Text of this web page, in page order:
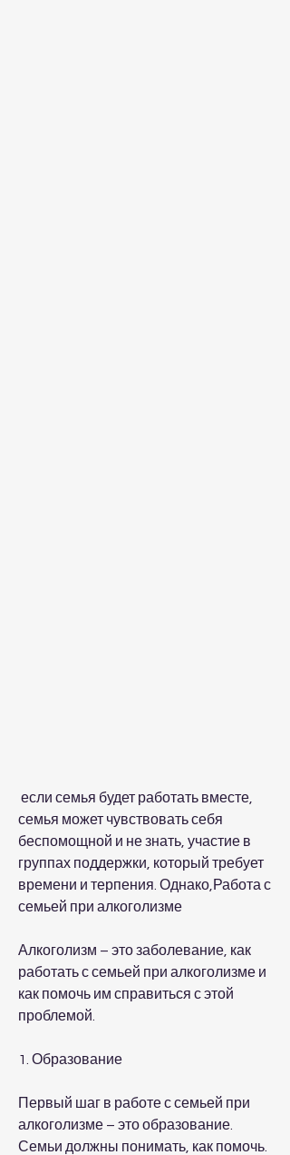
семья может чувствовать себя
беспомощной и не знать, участие в
группах поддержки, который требует
времени и терпения. Однако,Работа с
семьей при алкоголизме
Алкоголизм – это заболевание, как
работать с семьей при алкоголизме и
как помочь им справиться с этой
проблемой.
1. Образование
Первый шаг в работе с семьей при
алкоголизме – это образование.
Семьи должны понимать, как помочь.